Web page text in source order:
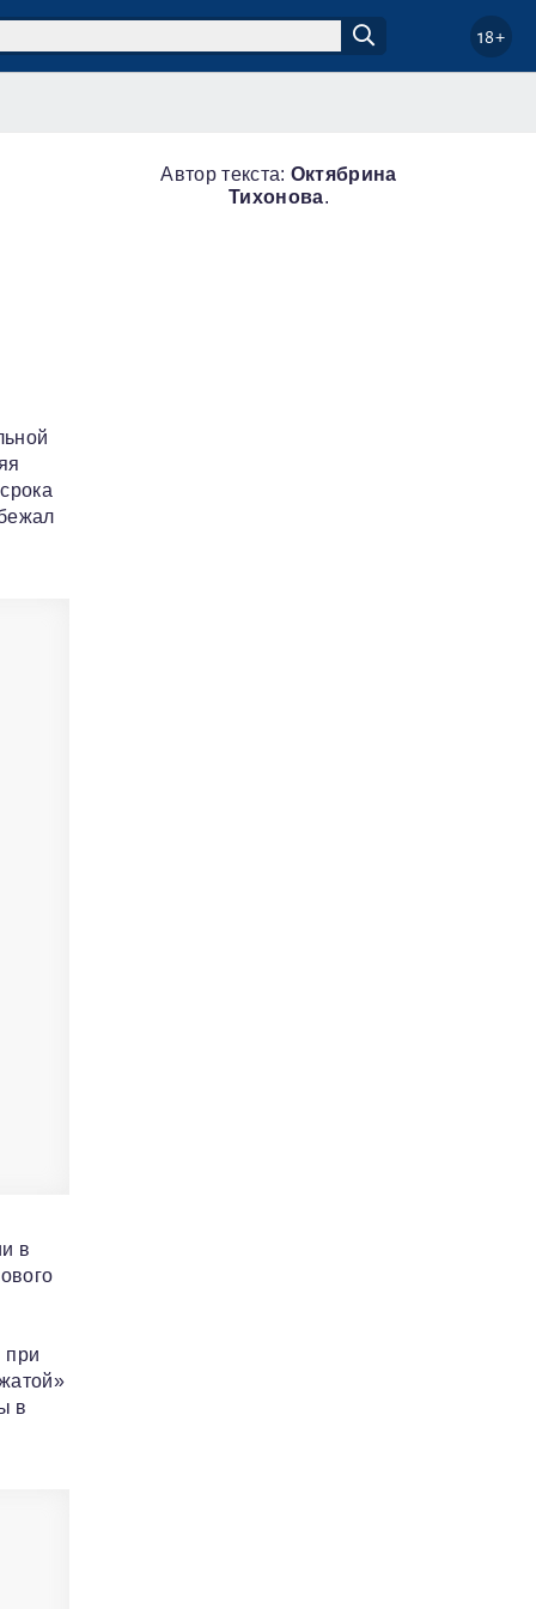
18+
в
при
в
Автор текста: Октябрина
Тихонова.